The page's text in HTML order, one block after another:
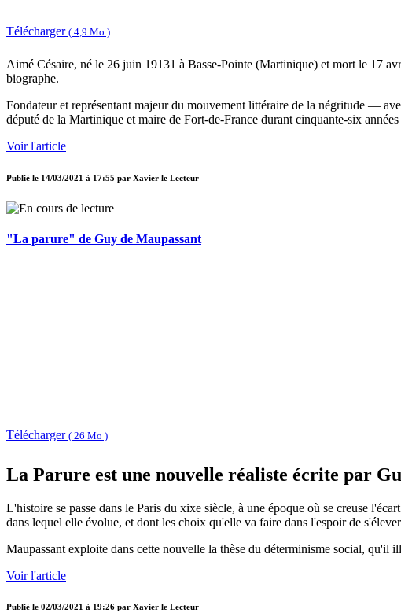
Télécharger ( 4,9 Mo )
Aimé Césaire, né le 26 juin 19131 à Basse-Pointe (Martinique) et mort le 17
biographe.
Fondateur et représentant majeur du mouvement littéraire de la négritude —
député de la Martinique et maire de Fort-de-France durant cinquante-six
Voir l'article
Publié le 14/03/2021 à 17:55 par Xavier le Lecteur
"La parure" de Guy de Maupassant
Télécharger ( 26 Mo )
La Parure est une nouvelle réaliste écrite par
L'histoire se passe dans le Paris du xixe siècle, à une époque où se creuse
dans lequel elle évolue, et dont les choix qu'elle va faire dans l'espoir de
Maupassant exploite dans cette nouvelle la thèse du déterminisme social,
Voir l'article
Publié le 02/03/2021 à 19:26 par Xavier le Lecteur